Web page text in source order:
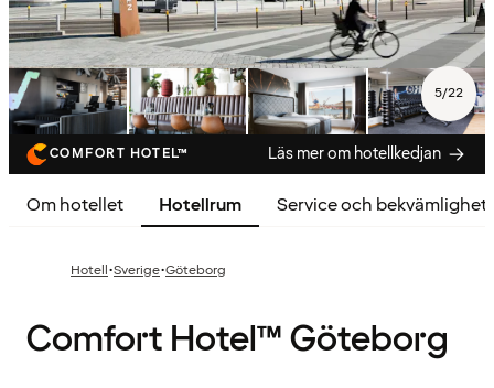
5/22
COMFORT HOTEL™ Läs mer om hotellkedjan
Om hotellet Hotellrum Service och
Hotell·Sverige·Göteborg
Comfort Hotel™ Göteborg